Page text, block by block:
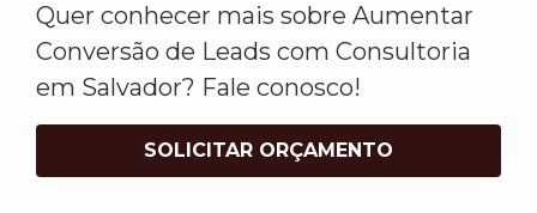
Quer conhecer mais sobre Aumentar
Conversão de Leads com Consultoria
em Salvador? Fale conosco!
SOLICITAR ORÇAMENTO